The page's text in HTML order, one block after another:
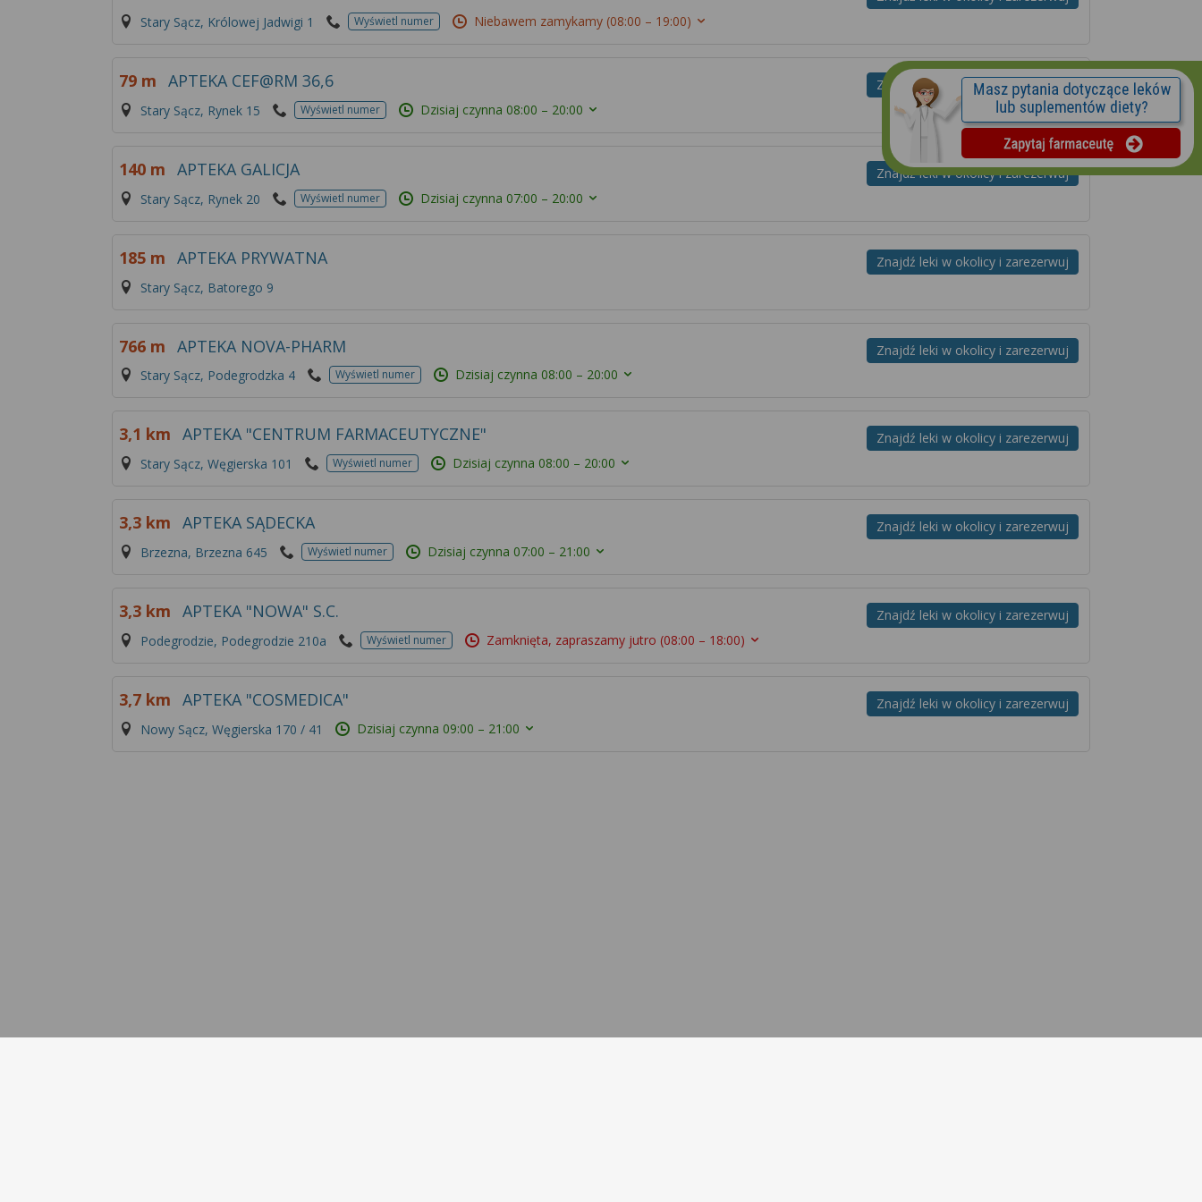
Stary Sącz, Królowej Jadwigi 1 Wyświetl numer Niebawem zamykamy (08:00 – 19:00)
Znajdź leki w okolicy i zarezerwuj
79 m APTEKA CEF@RM 36,6
Stary Sącz, Rynek 15 Wyświetl numer Dzisiaj czynna 08:00 – 20:00
Znajdź leki w okolicy i zarezerwuj
140 m APTEKA GALICJA
Stary Sącz, Rynek 20 Wyświetl numer Dzisiaj czynna 07:00 – 20:00
Znajdź leki w okolicy i zarezerwuj
185 m APTEKA PRYWATNA
Stary Sącz, Batorego 9
Znajdź leki w okolicy i zarezerwuj
766 m APTEKA NOVA-PHARM
Stary Sącz, Podegrodzka 4 Wyświetl numer Dzisiaj czynna 08:00 – 20:00
Znajdź leki w okolicy i zarezerwuj
3,1 km APTEKA "CENTRUM FARMACEUTYCZNE"
Stary Sącz, Węgierska 101 Wyświetl numer Dzisiaj czynna 08:00 – 20:00
Znajdź leki w okolicy i zarezerwuj
3,3 km APTEKA SĄDECKA
Brzezna, Brzezna 645 Wyświetl numer Dzisiaj czynna 07:00 – 21:00
Znajdź leki w okolicy i zarezerwuj
3,3 km APTEKA "NOWA" S.C.
Podegrodzie, Podegrodzie 210a Wyświetl numer Zamknięta, zapraszamy jutro (08:00 – 18:00)
Znajdź leki w okolicy i zarezerwuj
3,7 km APTEKA "COSMEDICA"
Nowy Sącz, Węgierska 170 / 41 Dzisiaj czynna 09:00 – 21:00